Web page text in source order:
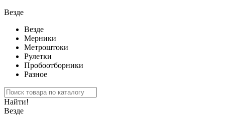
Везде
Везде
Мерники
Метроштоки
Рулетки
Пробоотборники
Разное
Найти!
Везде